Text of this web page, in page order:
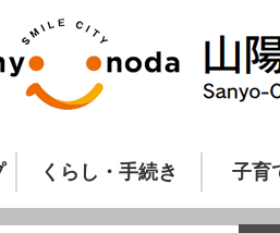
くらし・手続き 子育